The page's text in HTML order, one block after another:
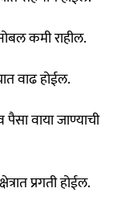
कमी राहील.
वाढ होईल.
वाया जाण्याची
प्रगती होईल.